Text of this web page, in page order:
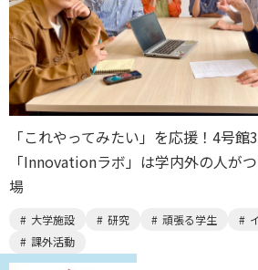
「これやってみたい」を応援！4号館
「Innovationラボ」は学内外の人が
場
大学施設 研究 頑張る学生
課外活動